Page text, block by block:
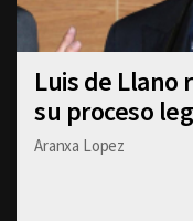
Luis de Llano
su proceso
Aranxa Lopez